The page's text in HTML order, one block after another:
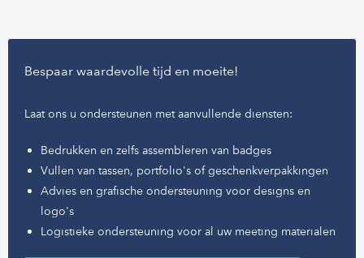
- Rucola
- Vergeet-me-nietjes (let op, dit kan gele vlekjes op het papier
Andere combinaties als badges met rechte hoeken zijn ook
mogelijk,neem contact met ons open vraag naar de
mogelijkheden.
Bespaar waardevolle tijd en moeite!
Laat ons u ondersteunen met aanvullende diensten:
Bedrukken en zelfs assembleren van badges
Vullen van tassen, portfolio's of geschenkverpakkingen
Advies en grafische ondersteuning voor designs en
logo's
Logistieke ondersteuning voor al uw meeting materialen